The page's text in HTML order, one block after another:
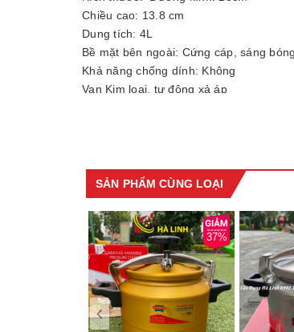
Chiều cao: 13.8 cm
Dung tích: 4L
Bề mặt bên ngoài: Cứng cáp, sáng bóng
Khả năng chống dính: Không
Van Kim loại, tự động xả áp
SẢN PHẨM CÙNG LOẠI
37%